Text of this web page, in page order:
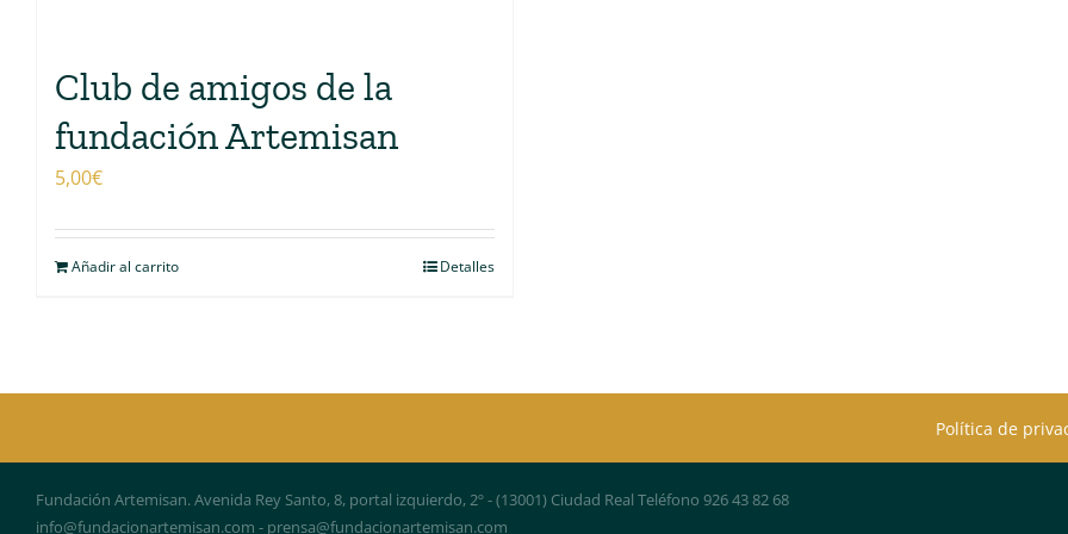
Club de amigos de la
fundación Artemisan
5,00€
Añadir al carrito Detalles
Política de
Fundación Artemisan. Avenida Rey Santo, 8, portal izquierdo, 2º - (13001) Ciudad Real Teléfono 926 43 82 68
info@fundacionartemisan.com - prensa@fundacionartemisan.com